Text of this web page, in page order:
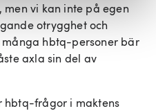
vi kan inte på egen
otrygghet och
hbtq-personer bär
axla sin del av
hbtq-frågor i maktens